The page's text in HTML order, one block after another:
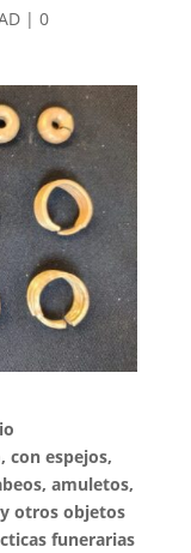
| 0
con espejos,
amuletos,
otros objetos
funerarias